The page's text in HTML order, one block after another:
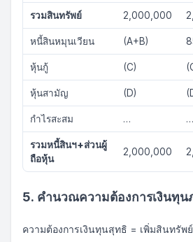
รวมสินทรัพย์ 2,000,000
หนี้สินหมุนเวียน (A+B)
หุ้นกู้ (C)
หุ้นสามัญ (D)
กำไรสะสม …
รวมหนี้สินฯ+ส่วนผู้
ถือหุ้น
2,000,000
5. คำนวณความต้องการเงินทุน
ความต้องการเงินทุนสุทธิ = เพิ่มสินทรัพ